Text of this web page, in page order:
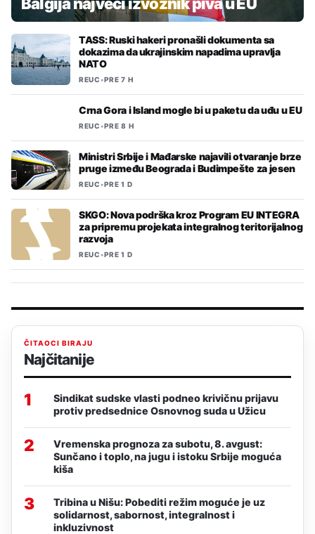
TASS: Ruski hakeri pronašli dokumenta sa
dokazima da ukrajinskim napadima upravlja
NATO
REUC•PRE 7 H
Crna Gora i Island mogle bi u paketu da uđu u EU
REUC•PRE 8 H
Ministri Srbije i Mađarske najavili otvaranje brze
pruge između Beograda i Budimpešte za jesen
REUC•PRE 1 D
SKGO: Nova podrška kroz Program EU INTEGRA
za pripremu projekata integralnog teritorijalnog
razvoja
REUC•PRE 1 D
ČITAOCI BIRAJU
Najčitanije
1
Sindikat sudske vlasti podneo krivičnu prijavu
protiv predsednice Osnovnog suda u Užicu
2
Vremenska prognoza za subotu, 8. avgust:
Sunčano i toplo, na jugu i istoku Srbije moguća
kiša
3
Tribina u Nišu: Pobediti režim moguće je uz
solidarnost, sabornost, integralnost i
inkluzivnost